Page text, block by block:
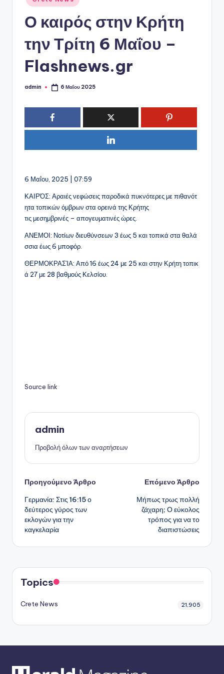
P
σε
Ο καιρός στην Κρήτη
την Τρίτη 6 Μαΐου –
Flashnews.gr
Συγγραφέας:
admin 6 Μαΐου 2025
6 Μαΐου, 2025 | 07:59
ΚΑΙΡΌΣ: Αραιές νεφώσεις παροδικά πυκνότερες με πιθανότ
ητα τοπικών όμβρων στα ορεινά της Κρήτης
τις μεσημβρινές – απογευματινές ώρες.
ΑΝΕΜΟΙ: Νοτίων διευθύνσεων 3 έως 5 και τοπικά στα θαλά
σσια έως 6 μποφόρ.
ΘΕΡΜΟΚΡΑΣΊΑ: Από 16 έως 24 με 25 και στην Κρήτη τοπικ
ά 27 με 28 βαθμούς Κελσίου.
Source link
admin
Προβολή όλων των αναρτήσεων
Πλοήγηση
δημοσιεύσεων
Προηγούμενο Άρθρο
Γερμανία: Στις 16:15 ο
δεύτερος γύρος των
εκλογών για την
καγκελαρία
Επόμενο Άρθρο
Μήπως τρως πολλή
ζάχαρη; Ο εύκολος
τρόπος για να το
διαπιστώσεις
Topics
Crete News 21,905